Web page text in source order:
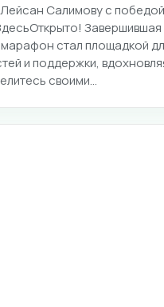
Салимову с
Завершившая
стал площадкой
и поддержки,
своими…